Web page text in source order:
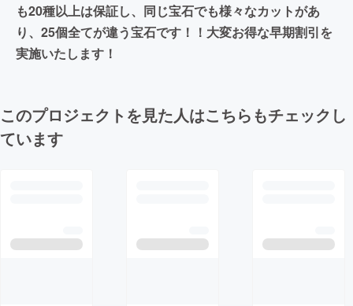
も20種以上は保証し、同じ宝石でも様々なカットがあ
り、25個全てが違う宝石です！！大変お得な早期割引を
実施いたします！
このプロジェクトを見た人はこちらもチェックし
ています